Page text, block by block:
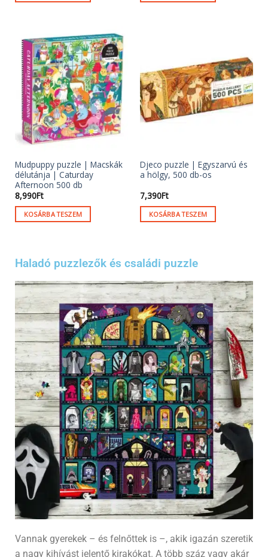
Mudpuppy puzzle | Macskák
délutánja | Caturday
Afternoon 500 db
8,990Ft
KOSÁRBA TESZEM
Djeco puzzle | Egyszarvú és
a hölgy, 500 db-os
7,390Ft
KOSÁRBA TESZEM
Haladó puzzlezők és családi puzzle
Vannak gyerekek – és felnőttek is –, akik igazán szeretik
a nagy kihívást jelentő kirakókat. A több száz vagy akár